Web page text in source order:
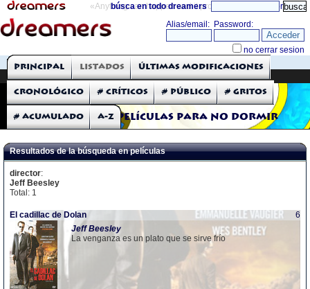
«Anything can happen and it probably will» directorio
búsca en todo dreamers
THE DREAMERS
Críticas: Películas
Películas para no dormir
Principal Listados Últimas modificaciones
Cronológico # Críticos # Público # Gritos
# Acumulado A-Z
Resultados de la búsqueda en películas
director:
Jeff Beesley
Total: 1
El cadillac de Dolan
6
Jeff Beesley
La venganza es un plato que se sirve frío